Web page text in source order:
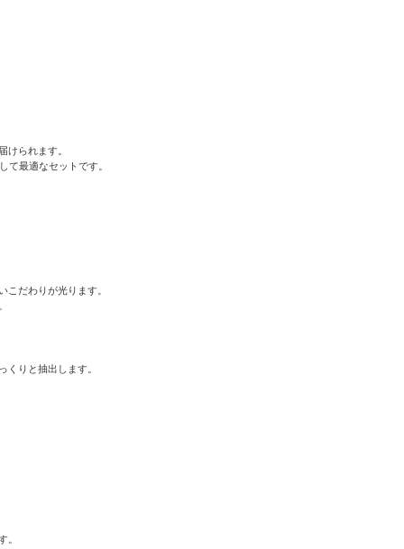
けられます。
て最適なセットです。
こだわりが光ります。
くりと抽出します。
。